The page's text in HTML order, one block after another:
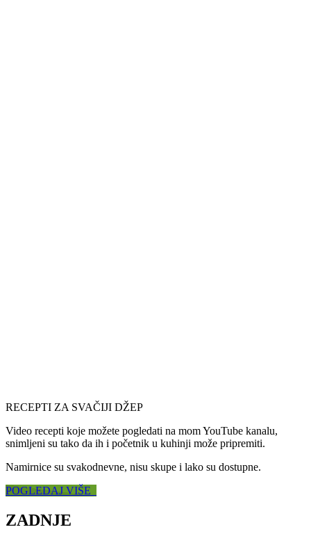
RECEPTI ZA SVAČIJI DŽEP
Video recepti koje možete pogledati na mom YouTube kanalu,
snimljeni su tako da ih i početnik u kuhinji može pripremiti.
Namirnice su svakodnevne, nisu skupe i lako su dostupne.
POGLEDAJ VIŠE
ZADNJE